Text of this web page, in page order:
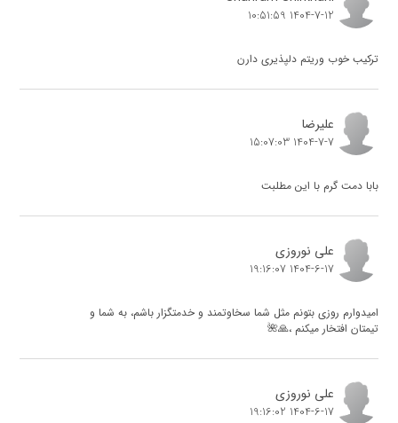
1404-7-12 10:51:59
ترکیب خوب وریتم دلپذیری دارن
علیرضا
1404-7-7 15:07:03
بابا دمت گرم با این مطلبت
علی نوروزی
1404-6-17 19:16:07
امیدوارم روزی بتونم مثل شما سخاوتمند و خدمتگزار باشم، به شما و
تیمتان افتخار میکنم ،🙏🌺
علی نوروزی
1404-6-17 19:16:02